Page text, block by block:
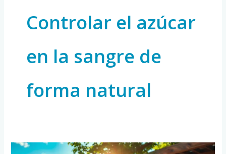
Controlar el azúcar
en la sangre de
forma natural
Cómo